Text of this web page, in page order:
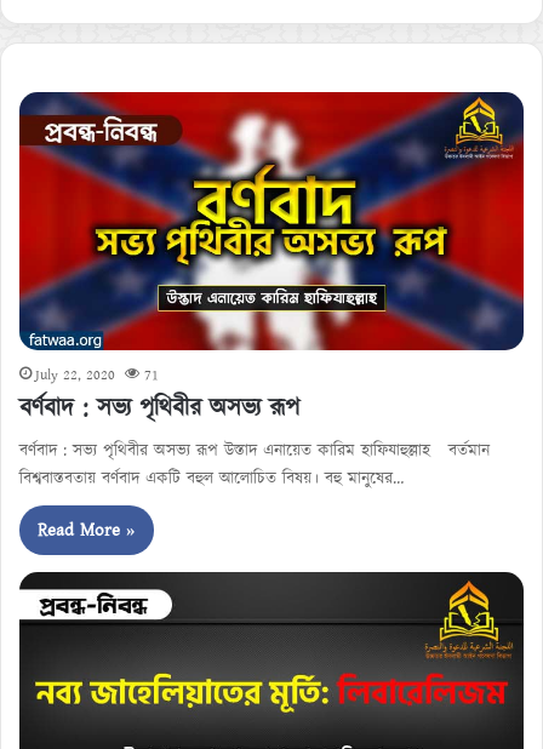
July 22, 2020 71
বর্ণবাদ : সভ্য পৃথিবীর অসভ্য রূপ
বর্ণবাদ : সভ্য পৃথিবীর অসভ্য রূপ উস্তাদ এনায়েত কারিম হাফিযাহুল্লাহ বর্তমান
বিশ্ববাস্তবতায় বর্ণবাদ একটি বহুল আলোচিত বিষয়। বহু মানুষের…
Read More »